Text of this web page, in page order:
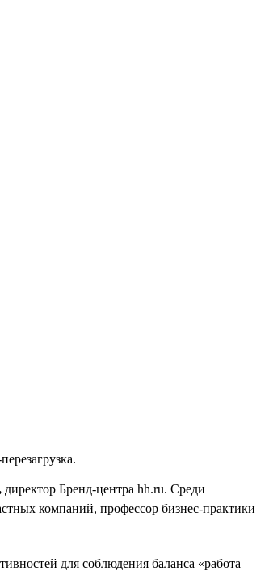
директор Бренд-центра hh.ru. Среди
компаний, профессор бизнес-практики
для соблюдения баланса «работа —